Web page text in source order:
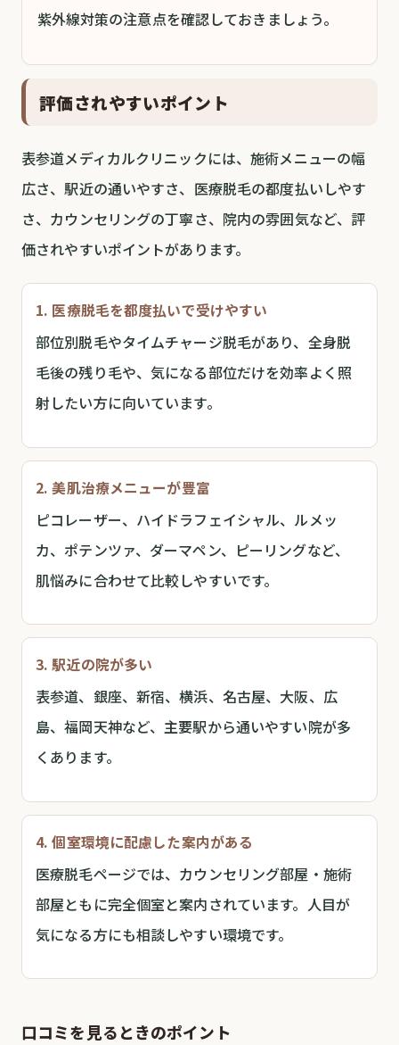
紫外線対策の注意点を確認しておきましょう。
評価されやすいポイント
表参道メディカルクリニックには、施術メニューの幅
広さ、駅近の通いやすさ、医療脱毛の都度払いしやす
さ、カウンセリングの丁寧さ、院内の雰囲気など、評
価されやすいポイントがあります。
1. 医療脱毛を都度払いで受けやすい
部位別脱毛やタイムチャージ脱毛があり、全身脱
毛後の残り毛や、気になる部位だけを効率よく照
射したい方に向いています。
2. 美肌治療メニューが豊富
ピコレーザー、ハイドラフェイシャル、ルメッ
カ、ポテンツァ、ダーマペン、ピーリングなど、
肌悩みに合わせて比較しやすいです。
3. 駅近の院が多い
表参道、銀座、新宿、横浜、名古屋、大阪、広
島、福岡天神など、主要駅から通いやすい院が多
くあります。
4. 個室環境に配慮した案内がある
医療脱毛ページでは、カウンセリング部屋・施術
部屋ともに完全個室と案内されています。人目が
気になる方にも相談しやすい環境です。
口コミを見るときのポイント